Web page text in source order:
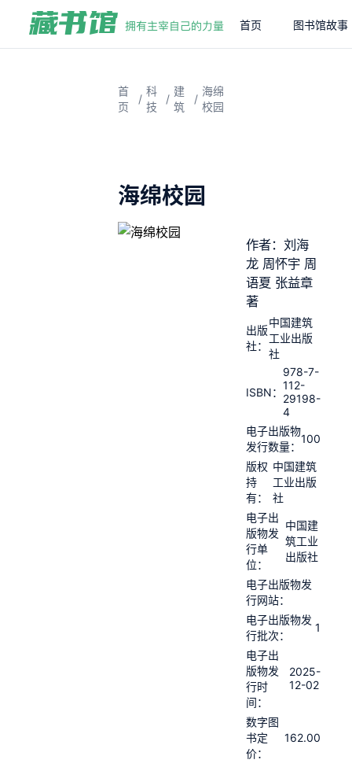
首页 图书馆故事
首
页
/
科
技
/
建
筑
/
海绵
校园
海绵校园
作者：刘海
龙 周怀宇 周
语夏 张益章
著
出版
社：
中国建筑
工业出版
社
ISBN：
978-7-
112-
29198-
4
电子出版物
发行数量：
100
版权
持
有：
中国建筑
工业出版
社
电子出
版物发
行单
位：
中国建
筑工业
出版社
电子出版物发
行网站：
电子出版物发
行批次：
1
电子出
版物发
行时
间：
2025-
12-02
数字图
书定
价：
162.00